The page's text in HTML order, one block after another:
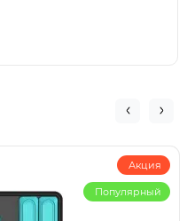
Акция
Популярный